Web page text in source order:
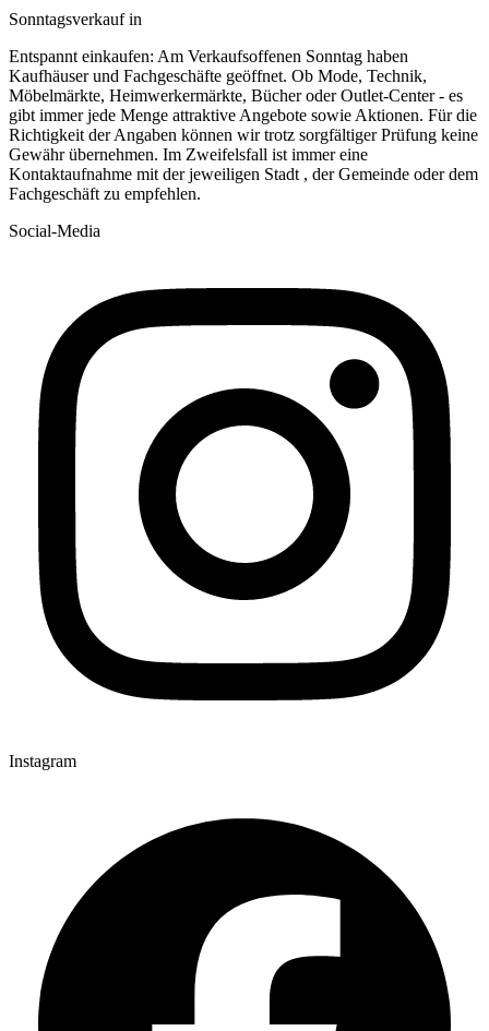
Sonntagsverkauf in
Entspannt einkaufen: Am Verkaufsoffenen Sonntag haben
Kaufhäuser und Fachgeschäfte geöffnet. Ob Mode, Technik,
Möbelmärkte, Heimwerkermärkte, Bücher oder Outlet-Center - es
gibt immer jede Menge attraktive Angebote sowie Aktionen. Für die
Richtigkeit der Angaben können wir trotz sorgfältiger Prüfung keine
Gewähr übernehmen. Im Zweifelsfall ist immer eine
Kontaktaufnahme mit der jeweiligen Stadt , der Gemeinde oder dem
Fachgeschäft zu empfehlen.
Social-Media
Instagram